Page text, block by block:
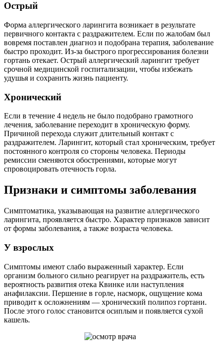
Острый
Форма аллергического ларингита возникает в результате
первичного контакта с раздражителем. Если по жалобам был
вовремя поставлен диагноз и подобрана терапия, заболевание
быстро проходит. Из-за быстрого прогрессирования болезни
гортань отекает. Острый аллергический ларингит требует
срочной медицинской госпитализации, чтобы избежать
удушья и сохранить жизнь пациенту.
Хронический
Если в течение 4 недель не было подобрано грамотного
лечения, заболевание переходит в хроническую форму.
Причиной перехода служит длительный контакт с
раздражителем. Ларингит, который стал хроническим, требует
постоянного контроля со стороны человека. Периоды
ремиссии сменяются обострениями, которые могут
спровоцировать отечность горла.
Признаки и симптомы заболевания
Симптоматика, указывающая на развитие аллергического
ларингита, проявляется быстро. Характер признаков зависит
от формы заболевания, а также возраста человека.
У взрослых
Симптомы имеют слабо выраженный характер. Если
организм больного сильно реагирует на раздражитель, есть
вероятность развития отека Квинке или наступления
анафилаксии. Першение в горле, насморк, ощущение кома
приводит к осложнениям — хронический полипоз гортани.
После этого голос становится осиплым и появляется сухой
кашель.